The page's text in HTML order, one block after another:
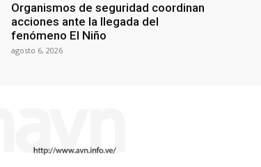
Organismos de seguridad coordinan
acciones ante la llegada del
fenómeno El Niño
agosto 6, 2026